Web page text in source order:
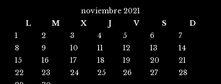
noviembre 2021
L
M X J V S
D
1
2 3 4 5 6
7
8
9 10 11 12 13
14
15
16 17 18 19 20
21
22
23 24 25 26 27
28